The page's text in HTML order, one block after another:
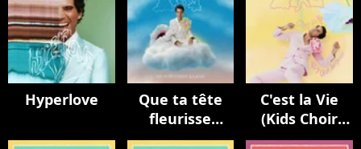
Hyperlove
Que ta tête
fleurisse
toujours
C'est la Vie
(Kids Choir
Version / avec